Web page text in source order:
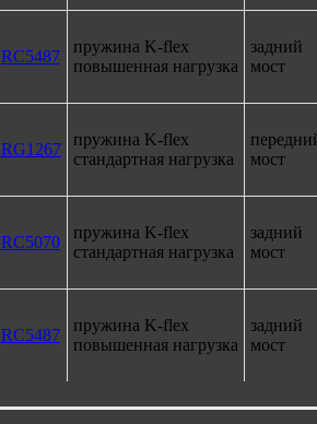
RC5487
пружина K-flex
повышенная нагрузка
задний
мост
RG1267
пружина K-flex
стандартная нагрузка
мост
RC5070
пружина K-flex
стандартная нагрузка
задний
мост
RC5487
пружина K-flex
повышенная нагрузка
задний
мост